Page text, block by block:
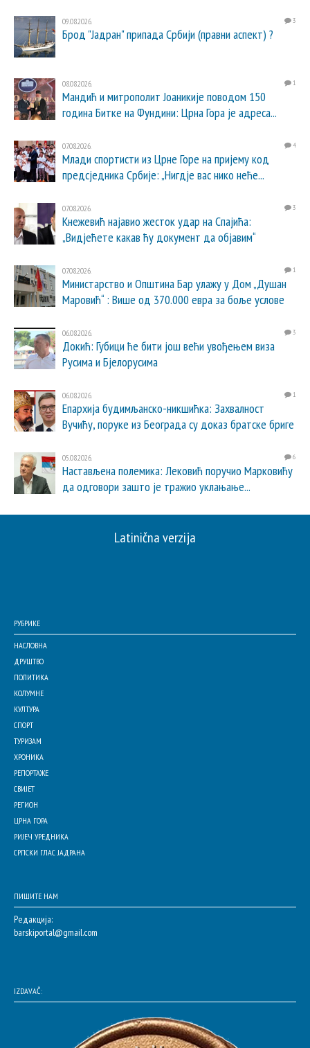
09.08.2026. 3
Брод "Јадран" припада Србији (правни аспект) ?
08.08.2026. 1
Мандић и митрополит Јоаникије поводом 150
година Битке на Фундини: Црна Гора је адреса...
07.08.2026. 4
Млади спортисти из Црне Горе на пријему код
предсједника Србије: „Нигдје вас нико неће...
07.08.2026. 3
Кнежевић најавио жесток удар на Спајића:
„Видјећете какав ћу документ да објавим“
07.08.2026. 1
Министарство и Општина Бар улажу у Дом „Душан
Маровић“ : Више од 370.000 евра за боље услове
06.08.2026. 3
Докић: Губици ће бити још већи увођењем виза
Русима и Бјелорусима
06.08.2026. 1
Епархија будимљанско-никшићка: Захвалност
Вучићу, поруке из Београда су доказ братске бриге
05.08.2026. 6
Настављена полемика: Лековић поручио Марковићу
да одговори зашто је тражио уклањање...
Latinična verzija
РУБРИКЕ
НАСЛОВНА
ДРУШТВО
ПОЛИТИКА
КОЛУМНЕ
КУЛТУРА
СПОРТ
ТУРИЗАМ
ХРОНИКА
РЕПОРТАЖЕ
СВИЈЕТ
РЕГИОН
ЦРНА ГОРА
РИЈЕЧ УРЕДНИКА
СРПСКИ ГЛАС ЈАДРАНА
ПИШИТЕ НАМ
Редакција:
barskiportal@gmail.com
IZDAVAČ: